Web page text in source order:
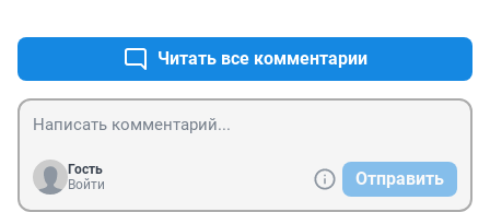
Читать все комментарии
Гость
Войти
Отправить